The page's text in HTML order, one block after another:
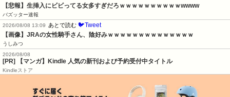
【悲報】生挿入にビビってる女多すぎだろｗｗｗｗｗｗｗｗｗｗwwww
バズッター速報
2026/08/08 13:09
あとで読む 🐦Tweet
【画像】JRAの女性騎手さん、陰好みｗｗｗｗｗｗｗｗｗｗｗｗｗｗ
うしみつ
2026/08/08
[PR] 【マンガ】Kindle 人気の新刊および予約受付中タイトル
Kindleストア